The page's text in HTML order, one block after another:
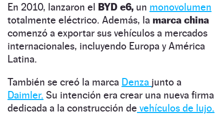
En 2010, lanzaron el BYD e6, un monovolumen
totalmente eléctrico. Además, la marca china
comenzó a exportar sus vehículos a mercados
internacionales, incluyendo Europa y América
Latina.
También se creó la marca Denza junto a
Daimler. Su intención era crear una nueva firma
dedicada a la construcción de vehículos de lujo.